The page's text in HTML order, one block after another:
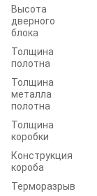
Высота
дверного
блока
Толщина
полотна
Толщина
металла
полотна
Толщина
коробки
Конструкция
короба
Терморазрыв